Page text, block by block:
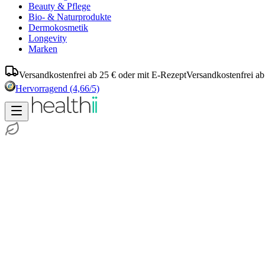
Beauty & Pflege
Bio- & Naturprodukte
Dermokosmetik
Longevity
Marken
Versandkostenfrei ab 25 € oder mit E-RezeptVersandkostenfrei
Hervorragend (4,66/5)